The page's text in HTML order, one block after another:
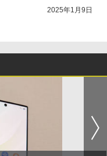
2025年1月9日